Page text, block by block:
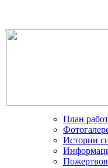
План
Истории